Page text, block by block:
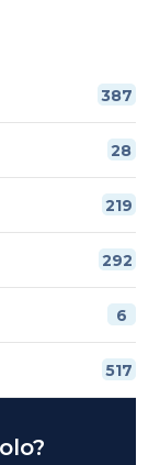
387
28
219
292
6
517